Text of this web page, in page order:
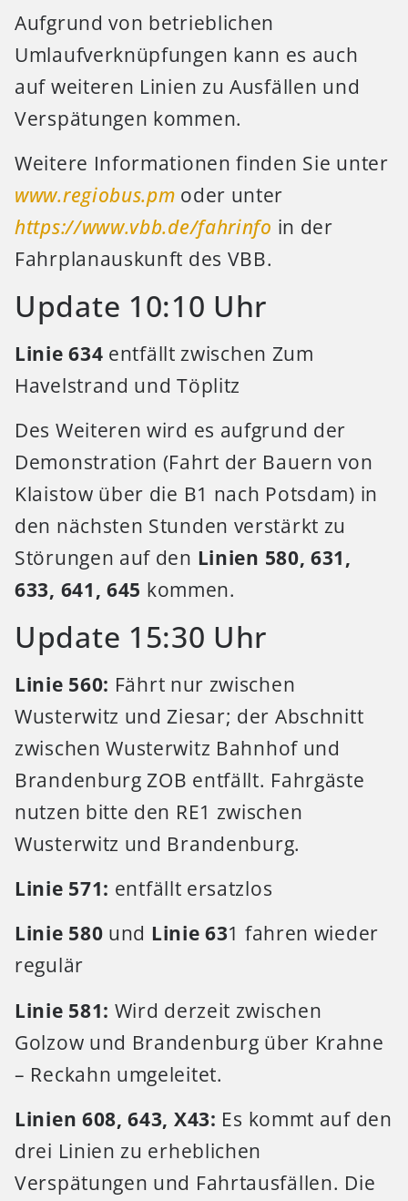
Aufgrund von betrieblichen
Umlaufverknüpfungen kann es auch
auf weiteren Linien zu Ausfällen und
Verspätungen kommen.
Weitere Informationen finden Sie unter
www.regiobus.pm oder unter
https://www.vbb.de/fahrinfo in der
Fahrplanauskunft des VBB.
Update 10:10 Uhr
Linie 634 entfällt zwischen Zum
Havelstrand und Töplitz
Des Weiteren wird es aufgrund der
Demonstration (Fahrt der Bauern von
Klaistow über die B1 nach Potsdam) in
den nächsten Stunden verstärkt zu
Störungen auf den Linien 580, 631,
633, 641, 645 kommen.
Update 15:30 Uhr
Linie 560: Fährt nur zwischen
Wusterwitz und Ziesar; der Abschnitt
zwischen Wusterwitz Bahnhof und
Brandenburg ZOB entfällt. Fahrgäste
nutzen bitte den RE1 zwischen
Wusterwitz und Brandenburg.
Linie 571: entfällt ersatzlos
Linie 580 und Linie 631 fahren wieder
regulär
Linie 581: Wird derzeit zwischen
Golzow und Brandenburg über Krahne
– Reckahn umgeleitet.
Linien 608, 643, X43: Es kommt auf den
drei Linien zu erheblichen
Verspätungen und Fahrtausfällen. Die